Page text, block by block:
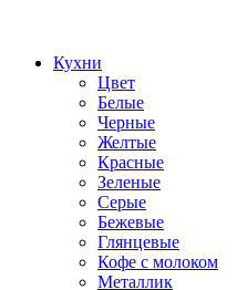
Кухни
Цвет
Белые
Черные
Желтые
Красные
Зеленые
Серые
Бежевые
Глянцевые
Кофе с молоком
Металлик